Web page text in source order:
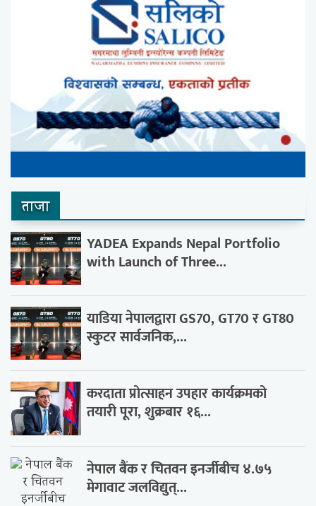
ताजा
YADEA Expands Nepal Portfolio
with Launch of Three...
याडिया नेपालद्वारा GS70, GT70 र GT80
स्कुटर सार्वजनिक,...
करदाता प्रोत्साहन उपहार कार्यक्रमको
तयारी पूरा, शुक्रबार १६...
नेपाल बैंक र चितवन इनर्जीबीच ४.७५
मेगावाट जलविद्युत्...